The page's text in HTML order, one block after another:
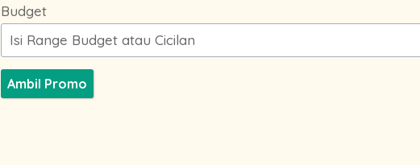
Budget
Ambil Promo